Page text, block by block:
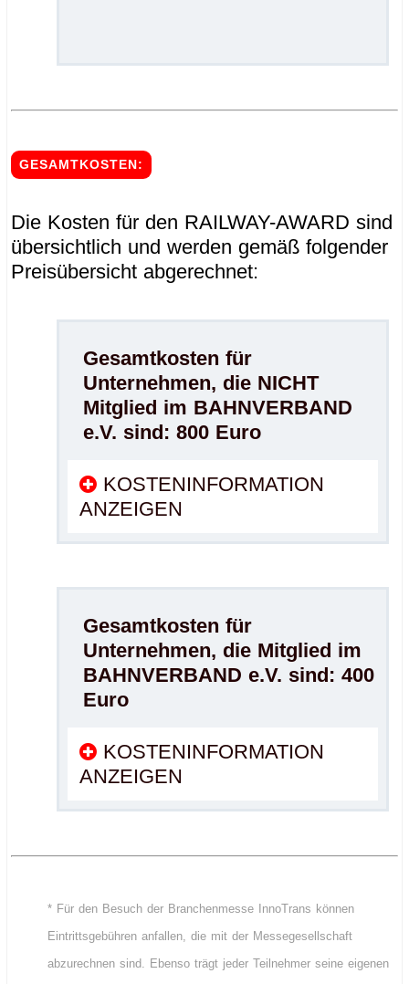
GESAMTKOSTEN:
Die Kosten für den RAILWAY-AWARD sind
übersichtlich und werden gemäß folgender
Preisübersicht abgerechnet:
Gesamtkosten für
Unternehmen, die NICHT
Mitglied im BAHNVERBAND
e.V. sind: 800 Euro
KOSTENINFORMATION
ANZEIGEN
Gesamtkosten für
Unternehmen, die Mitglied im
BAHNVERBAND e.V. sind: 400
Euro
KOSTENINFORMATION
ANZEIGEN
* Für den Besuch der Branchenmesse InnoTrans können
Eintrittsgebühren anfallen, die mit der Messegesellschaft
abzurechnen sind. Ebenso trägt jeder Teilnehmer seine eigenen